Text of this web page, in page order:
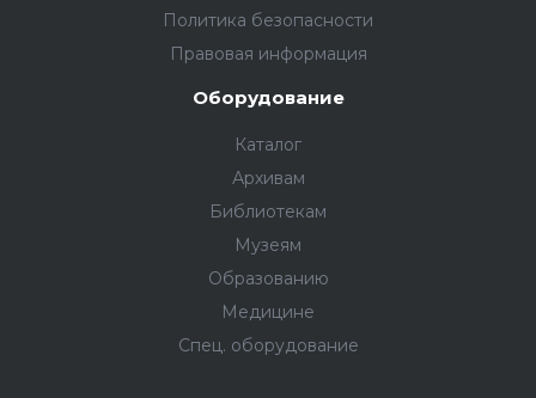
Политика безопасности
Правовая информация
Оборудование
Каталог
Архивам
Библиотекам
Музеям
Образованию
Медицинe
Спец. оборудование